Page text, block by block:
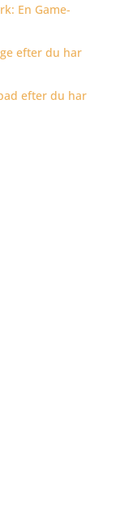
En Game-
efter du har
efter du har